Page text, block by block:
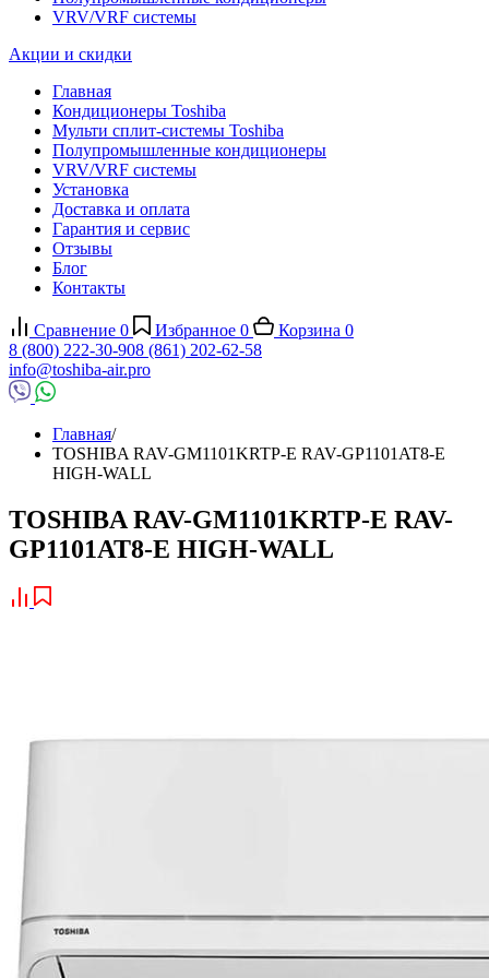
VRV/VRF системы
Акции и скидки
Главная
Кондиционеры Toshiba
Мульти сплит-системы Toshiba
Полупромышленные кондиционеры
VRV/VRF системы
Установка
Доставка и оплата
Гарантия и сервис
Отзывы
Блог
Контакты
Сравнение 0 Избранное 0 Корзина 0
8 (800) 222-30-908 (861) 202-62-58
info@toshiba-air.pro
Главная/
TOSHIBA RAV-GM1101KRTP-E RAV-GP1101AT8-E
HIGH-WALL
TOSHIBA RAV-GM1101KRTP-E RAV-
GP1101AT8-E HIGH-WALL